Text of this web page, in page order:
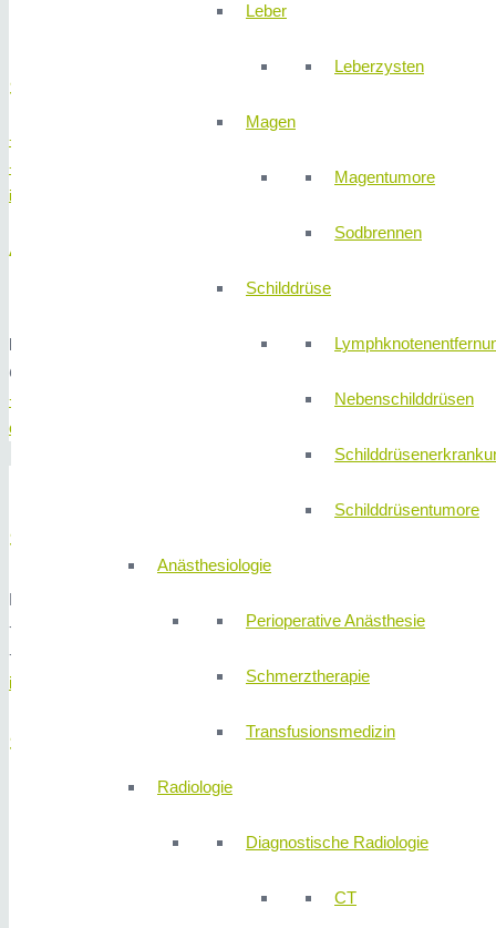
Leber
Leberzysten
Magen
Magentumore
Sodbrennen
Schilddrüse
Nebenschilddrüsen
Schilddrüsentumore
Anästhesiologie
Perioperative Anästhesie
Schmerztherapie
Transfusionsmedizin
Radiologie
Diagnostische Radiologie
CT
Sekretariat Innere Medizin
+49 (0) 911 580 68 – 4300
+49 (0) 911 580 68 – 4350
innere@310klinik.com
Anmeldung stationäre Patienten
Dr. med. Calina Librimir
Oberärztin der Inneren Medizin
+49 (0) 911 580 68 – 4305
calina.librimir@310klinik.com
Sekretariat Innere Medizin
Neumeyerstraße 46 -48, 90411 Nürnberg
+49 (0) 911 / 580 68 4300
+49 (0) 911 / 580 68 4350
innere@310klinik.com
SPRECHZEITEN